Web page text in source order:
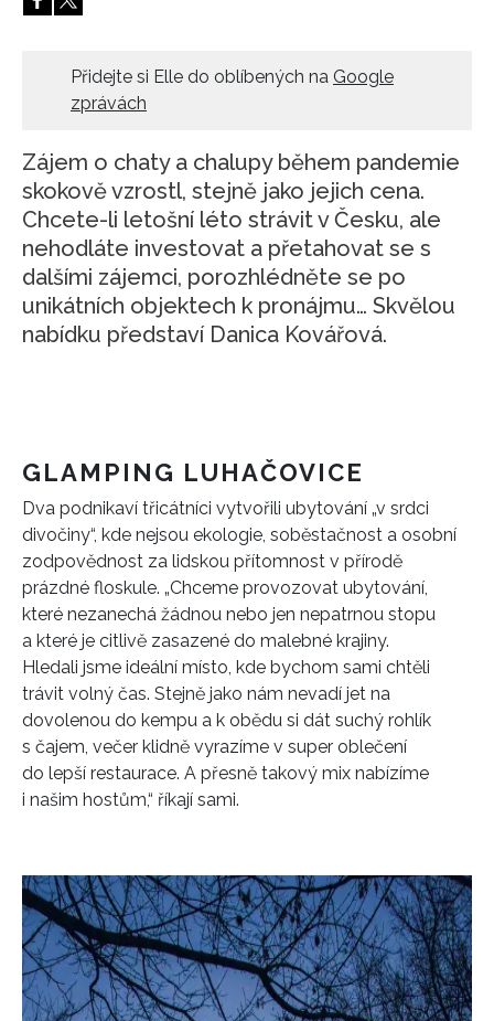
Přidejte si Elle do oblíbených na Google
zprávách
Zájem o chaty a chalupy během pandemie
skokově vzrostl, stejně jako jejich cena.
Chcete-li letošní léto strávit v Česku, ale
nehodláte investovat a přetahovat se s
dalšími zájemci, porozhlédněte se po
unikátních objektech k pronájmu… Skvělou
nabídku představí Danica Kovářová.
GLAMPING LUHAČOVICE
Dva podnikaví třicátníci vytvořili ubytování „v srdci
divočiny“, kde nejsou ekologie, soběstačnost a osobní
zodpovědnost za lidskou přítomnost v přírodě
prázdné floskule. „Chceme provozovat ubytování,
které nezanechá žádnou nebo jen nepatrnou stopu
a které je citlivě zasazené do malebné krajiny.
Hledali jsme ideální místo, kde bychom sami chtěli
trávit volný čas. Stejně jako nám nevadí jet na
dovolenou do kempu a k obědu si dát suchý rohlík
s čajem, večer klidně vyrazíme v super oblečení
do lepší restaurace. A přesně takový mix nabízíme
i našim hostům,“ říkají sami.